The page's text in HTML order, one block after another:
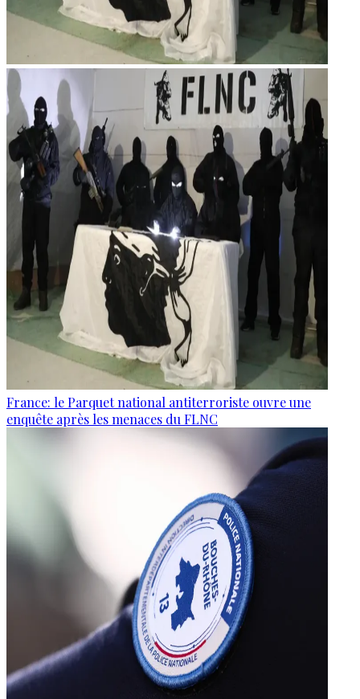
France: le Parquet national antiterroriste ouvre une
enquête après les menaces du FLNC